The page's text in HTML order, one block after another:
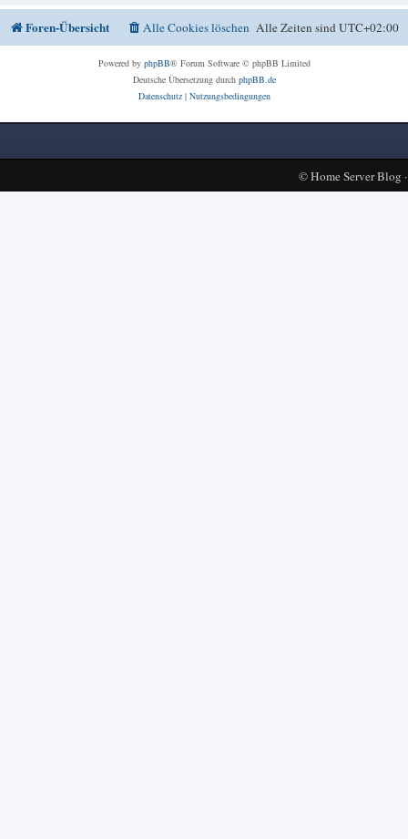
Foren-Übersicht Alle Zeiten sindUTC+02:00
Alle Cookies löschen
Powered by phpBB® Forum Software © phpBB Limited
Deutsche Übersetzung durch phpBB.de
Datenschutz| Nutzungsbedingungen
©Home Server Blog